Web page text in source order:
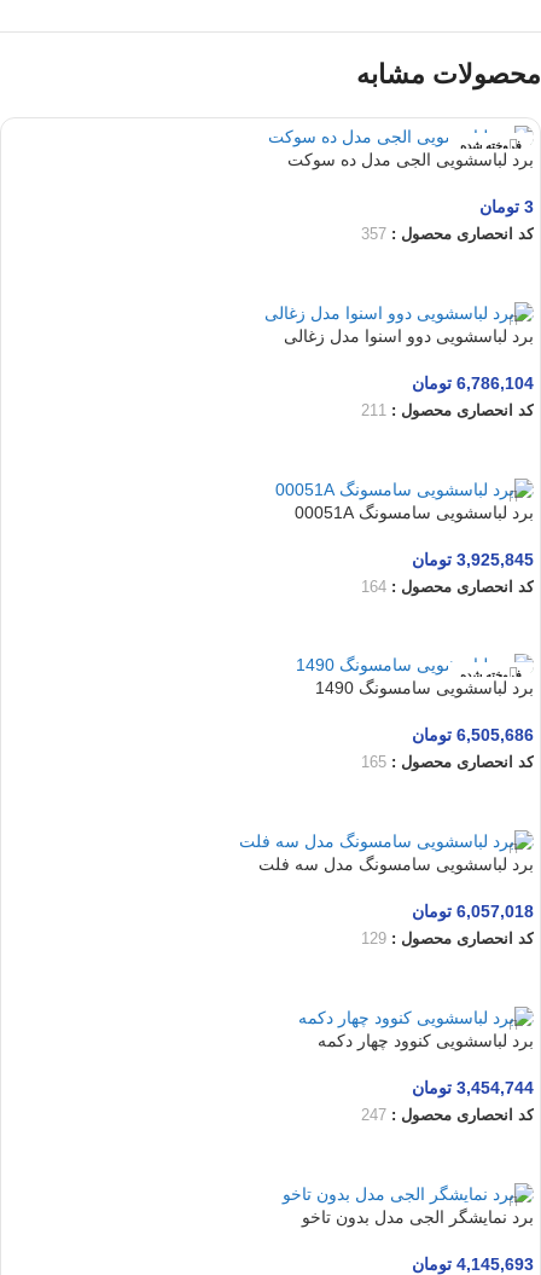
محصولات مشابه
فروخته شده
برد لباسشویی الجی مدل ده سوکت
3 تومان
کد انحصاری محصول : 357
برد لباسشویی دوو اسنوا مدل زغالی
6,786,104 تومان
کد انحصاری محصول : 211
برد لباسشویی سامسونگ 00051A
3,925,845 تومان
کد انحصاری محصول : 164
فروخته شده
برد لباسشویی سامسونگ 1490
6,505,686 تومان
کد انحصاری محصول : 165
برد لباسشویی سامسونگ مدل سه فلت
6,057,018 تومان
کد انحصاری محصول : 129
برد لباسشویی کنوود چهار دکمه
3,454,744 تومان
کد انحصاری محصول : 247
برد نمایشگر الجی مدل بدون تاخو
4,145,693 تومان